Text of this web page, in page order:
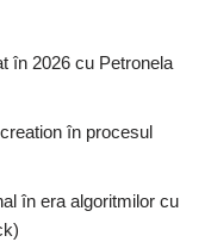
în 2026 cu Petronela
în procesul
în era algoritmilor cu